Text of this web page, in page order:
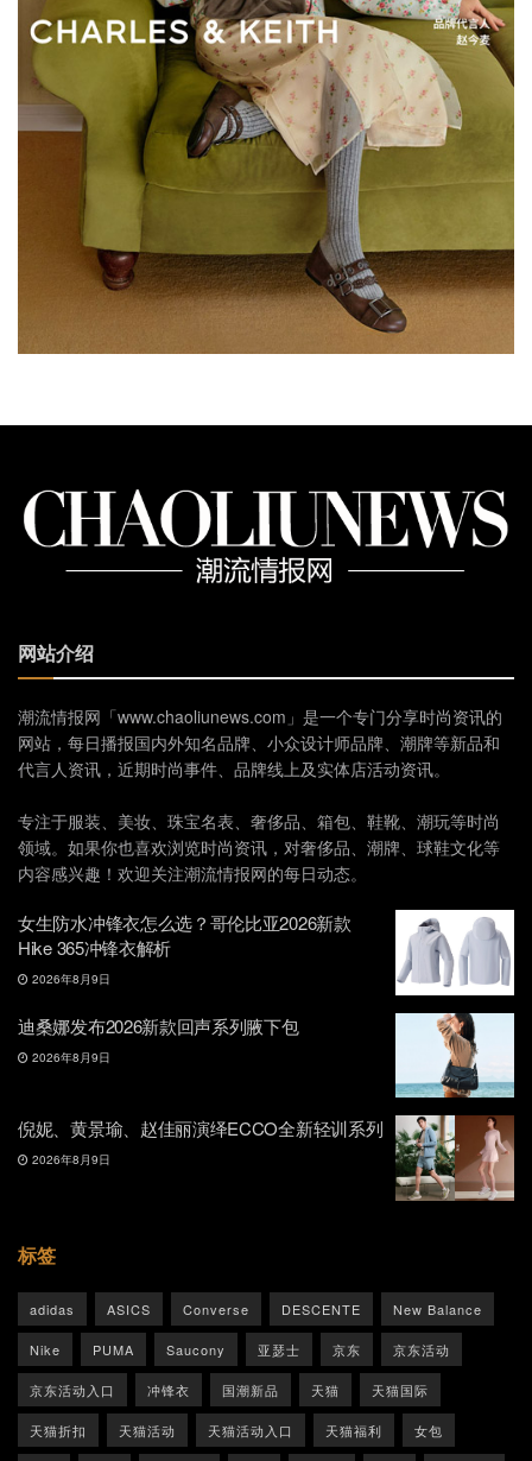
网站介绍
潮流情报网「www.chaoliunews.com」是一个专门分享时尚资讯的
网站，每日播报国内外知名品牌、小众设计师品牌、潮牌等新品和
代言人资讯，近期时尚事件、品牌线上及实体店活动资讯。
专注于服装、美妆、珠宝名表、奢侈品、箱包、鞋靴、潮玩等时尚
领域。如果你也喜欢浏览时尚资讯，对奢侈品、潮牌、球鞋文化等
内容感兴趣！欢迎关注潮流情报网的每日动态。
女生防水冲锋衣怎么选？哥伦比亚2026新款
Hike 365冲锋衣解析
2026年8月9日
迪桑娜发布2026新款回声系列腋下包
2026年8月9日
倪妮、黄景瑜、赵佳丽演绎ECCO全新轻训系列
2026年8月9日
标签
adidas ASICS Converse DESCENTE New Balance
Nike PUMA Saucony 亚瑟士 京东 京东活动
京东活动入口 冲锋衣 国潮新品 天猫 天猫国际
天猫折扣 天猫活动 天猫活动入口 天猫福利 女包